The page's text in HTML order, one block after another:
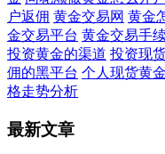
户返佣 黄金交易网 黄金
金交易平台 黄金交易手
投资黄金的渠道 投资现
佣的黑平台 个人现货黄
格走势分析
最新文章